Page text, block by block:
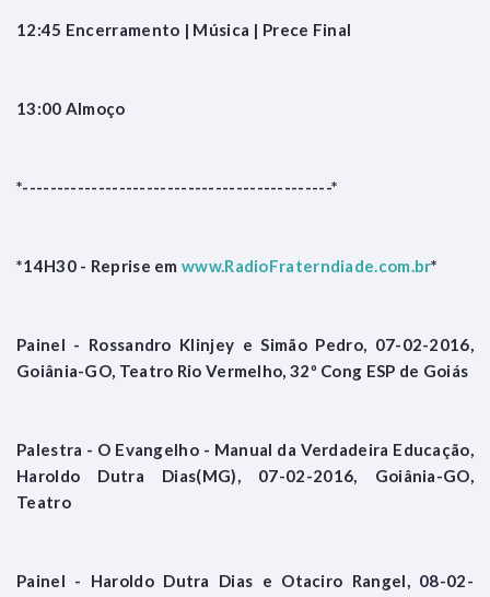
12:45 Encerramento | Música | Prece Final
13:00 Almoço
*---------------------------------------------*
*14H30 - Reprise emwww.RadioFraterndiade.com.br*
Painel - Rossandro Klinjey e Simão Pedro, 07-02-2016,
Goiânia-GO, Teatro Rio Vermelho, 32º Cong ESP de Goiás
Palestra - O Evangelho - Manual da Verdadeira Educação,
Haroldo Dutra Dias(MG), 07-02-2016, Goiânia-GO,
Teatro
Painel - Haroldo Dutra Dias e Otaciro Rangel, 08-02-